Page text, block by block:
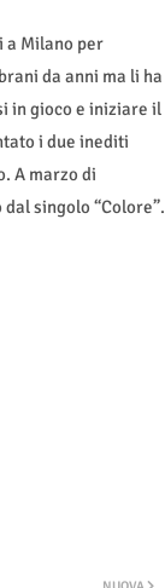
a Milano per
da anni ma li ha
in gioco e iniziare il
i due inediti
A marzo di
singolo “Colore”.